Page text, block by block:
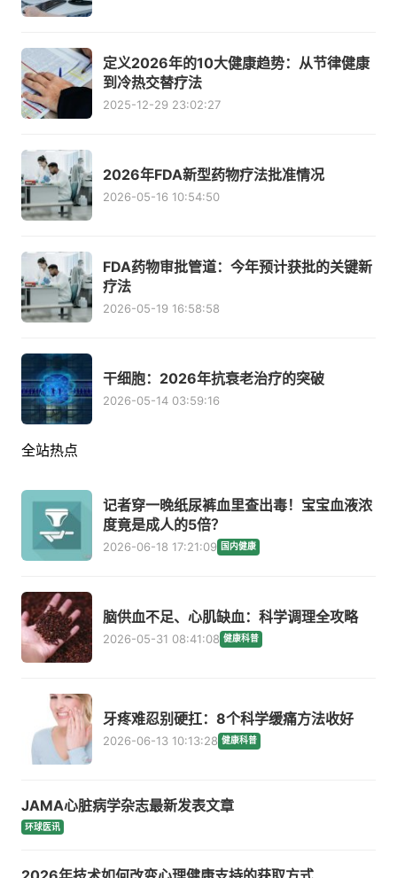
定义2026年的10大健康趋势：从节律健康
到冷热交替疗法
2025-12-29 23:02:27
2026年FDA新型药物疗法批准情况
2026-05-16 10:54:50
FDA药物审批管道：今年预计获批的关键新
疗法
2026-05-19 16:58:58
干细胞：2026年抗衰老治疗的突破
2026-05-14 03:59:16
全站热点
记者穿一晚纸尿裤血里查出毒！宝宝血液浓
度竟是成人的5倍？
2026-06-18 17:21:09 国内健康
脑供血不足、心肌缺血：科学调理全攻略
2026-05-31 08:41:08 健康科普
牙疼难忍别硬扛：8个科学缓痛方法收好
2026-06-13 10:13:28 健康科普
JAMA心脏病学杂志最新发表文章
环球医讯